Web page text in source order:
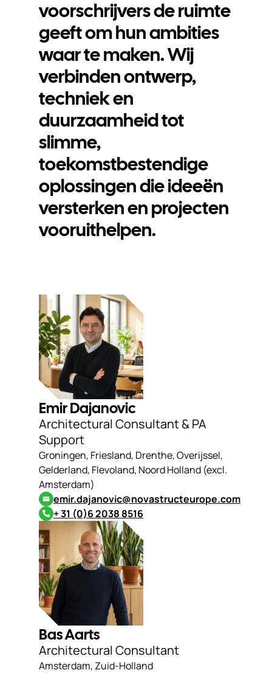
voorschrijvers de ruimte
geeft om hun ambities
waar te maken. Wij
verbinden ontwerp,
techniek en
duurzaamheid tot
slimme,
toekomstbestendige
oplossingen die ideeën
versterken en projecten
vooruithelpen.
Emir Dajanovic
Architectural Consultant & PA
Support
Groningen, Friesland, Drenthe, Overijssel,
Gelderland, Flevoland, Noord Holland (excl.
Amsterdam)
emir.dajanovic@novastructeurope.com
+ 31 (0)6 2038 8516
Bas Aarts
Architectural Consultant
Amsterdam, Zuid-Holland